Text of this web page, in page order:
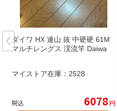
ダイワ HX 連山 抜 中硬硬 61M
マルチレングス 渓流竿 Daiwa
マイストア在庫： 2528
税込 6078円